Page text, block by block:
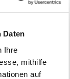
Daten
Ihre
mithilfe
auf
exclusive
the
be